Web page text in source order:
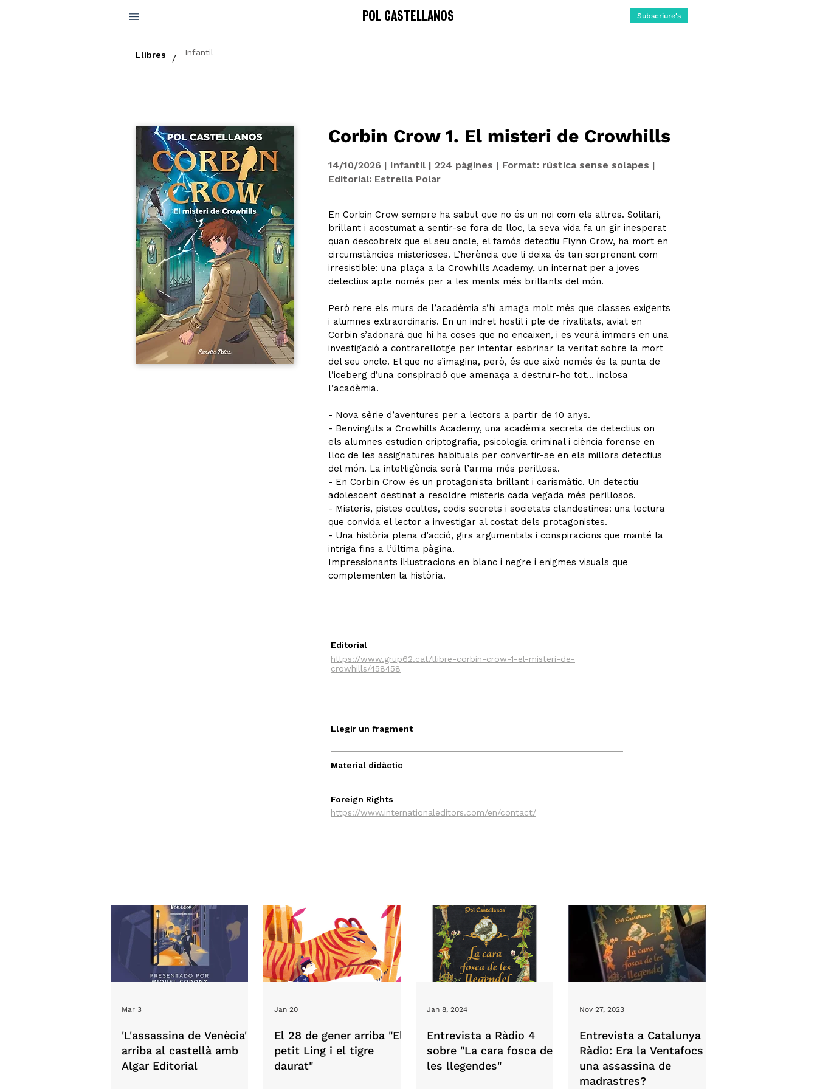
POL CASTELLANOS Subscriure's
Llibres / Infantil
Corbin Crow 1. El misteri de Crowhills
14/10/2026 | Infantil | 224 pàgines | Format: rústica sense solapes |
Editorial: Estrella Polar
En Corbin Crow sempre ha sabut que no és un noi com els altres. Solitari,
brillant i acostumat a sentir-se fora de lloc, la seva vida fa un gir inesperat
quan descobreix que el seu oncle, el famós detectiu Flynn Crow, ha mort en
circumstàncies misterioses. L’herència que li deixa és tan sorprenent com
irresistible: una plaça a la Crowhills Academy, un internat per a joves
detectius apte només per a les ments més brillants del món.
Però rere els murs de l’acadèmia s’hi amaga molt més que classes exigents
i alumnes extraordinaris. En un indret hostil i ple de rivalitats, aviat en
Corbin s’adonarà que hi ha coses que no encaixen, i es veurà immers en una
investigació a contrarellotge per intentar esbrinar la veritat sobre la mort
del seu oncle. El que no s’imagina, però, és que això només és la punta de
l’iceberg d’una conspiració que amenaça a destruir-ho tot... inclosa
l’acadèmia.
- Nova sèrie d’aventures per a lectors a partir de 10 anys.
- Benvinguts a Crowhills Academy, una acadèmia secreta de detectius on
els alumnes estudien criptografia, psicologia criminal i ciència forense en
lloc de les assignatures habituals per convertir-se en els millors detectius
del món. La intel·ligència serà l’arma més perillosa.
- En Corbin Crow és un protagonista brillant i carismàtic. Un detectiu
adolescent destinat a resoldre misteris cada vegada més perillosos.
- Misteris, pistes ocultes, codis secrets i societats clandestines: una lectura
que convida el lector a investigar al costat dels protagonistes.
- Una història plena d’acció, girs argumentals i conspiracions que manté la
intriga fins a l’última pàgina.
Impressionants il·lustracions en blanc i negre i enigmes visuals que
complementen la història.
Editorial
https://www.grup62.cat/llibre-corbin-crow-1-el-misteri-de-
crowhills/458458
Llegir un fragment
Material didàctic
Foreign Rights
https://www.internationaleditors.com/en/contact/
'L'assassina de Venècia'
arriba al castellà amb
Algar Editorial
Mar 3
El 28 de gener arriba "El
petit Ling i el tigre
daurat"
Jan 20
Entrevista a Ràdio 4
sobre "La cara fosca de
les llegendes"
Jan 8, 2024
Entrevista a Catalunya
Ràdio: Era la Ventafocs
una assassina de
madrastres?
Nov 27, 2023